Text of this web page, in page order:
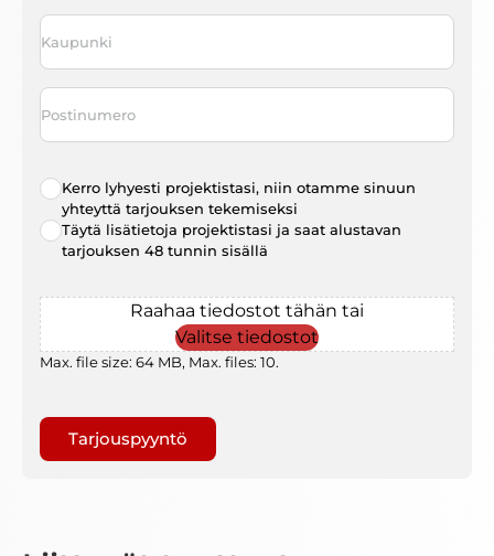
Kaupunki
Postinumero
Radio
choice*
Kerro lyhyesti projektistasi, niin otamme sinuun
yhteyttä tarjouksen tekemiseksi
Täytä lisätietoja projektistasi ja saat alustavan
tarjouksen 48 tunnin sisällä
File
Raahaa tiedostot tähän tai
Valitse tiedostot
Max. file size: 64 MB, Max. files: 10.